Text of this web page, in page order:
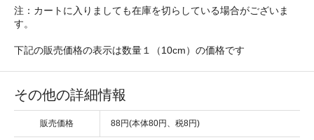
注：カートに入りましても在庫を切らしている場合がございま
す。
下記の販売価格の表示は数量１（10cm）の価格です
その他の詳細情報
販売価格 88円(本体80円、税8円)